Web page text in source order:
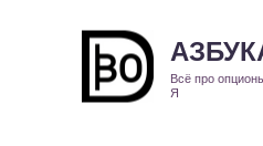
Всё про
Я